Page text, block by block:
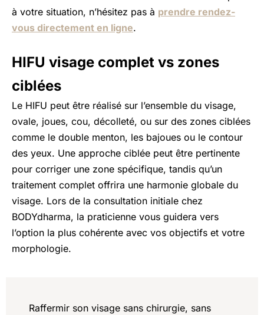
à votre situation, n’hésitez pas à prendre rendez-
vous directement en ligne.
HIFU visage complet vs zones
ciblées
Le HIFU peut être réalisé sur l’ensemble du visage,
ovale, joues, cou, décolleté, ou sur des zones ciblées
comme le double menton, les bajoues ou le contour
des yeux. Une approche ciblée peut être pertinente
pour corriger une zone spécifique, tandis qu’un
traitement complet offrira une harmonie globale du
visage. Lors de la consultation initiale chez
BODYdharma, la praticienne vous guidera vers
l’option la plus cohérente avec vos objectifs et votre
morphologie.
Raffermir son visage sans chirurgie, sans